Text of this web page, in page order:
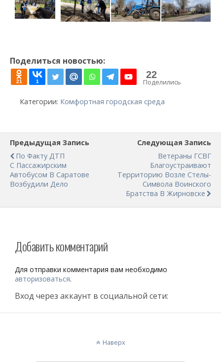
Поделиться новостью:
21 1
22
Поделились
Категории: Комфортная городская среда
Предыдущая Запись
По Факту ДТП
С Пассажирским
Автобусом В Саратове
Возбудили Дело
Следующая Запись
Ветераны ГСВГ
Благоустраивают
Территорию Возле Стелы-
Символа Воинского
Братства В Жирновске
Добавить комментарий
Для отправки комментария вам необходимо
авторизоваться.
Вход через аккаунт в социальной сети:
Наверх